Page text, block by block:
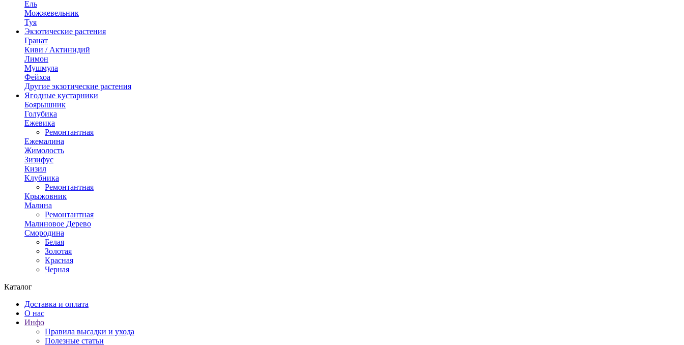
Ель
Можжевельник
Туя
Экзотические растения
Гранат
Киви / Актинидий
Лимон
Мушмула
Фейхоа
Другие экзотические растения
Ягодные кустарники
Боярышник
Голубика
Ежевика
Ремонтантная
Ежемалина
Жимолость
Зизифус
Кизил
Клубника
Ремонтантная
Крыжовник
Малина
Ремонтантная
Малиновое Дерево
Смородина
Белая
Золотая
Красная
Черная
Каталог
Доставка и оплата
О нас
Инфо
Правила высадки и ухода
Полезные статьи